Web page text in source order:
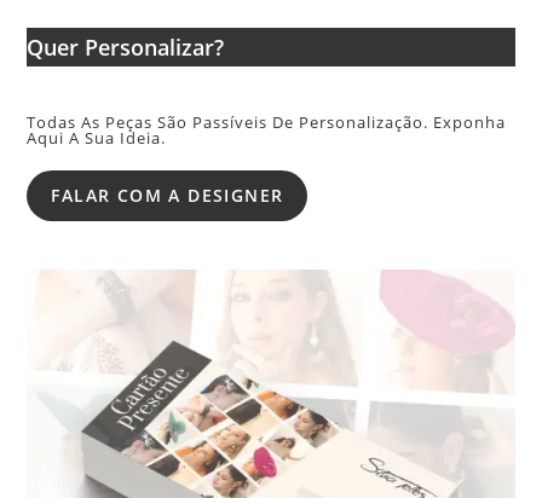
Quer Personalizar?
Todas As Peças São Passíveis De Personalização. Exponha
Aqui A Sua Ideia.
FALAR COM A DESIGNER